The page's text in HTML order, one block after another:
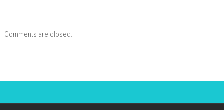
Comments are closed.